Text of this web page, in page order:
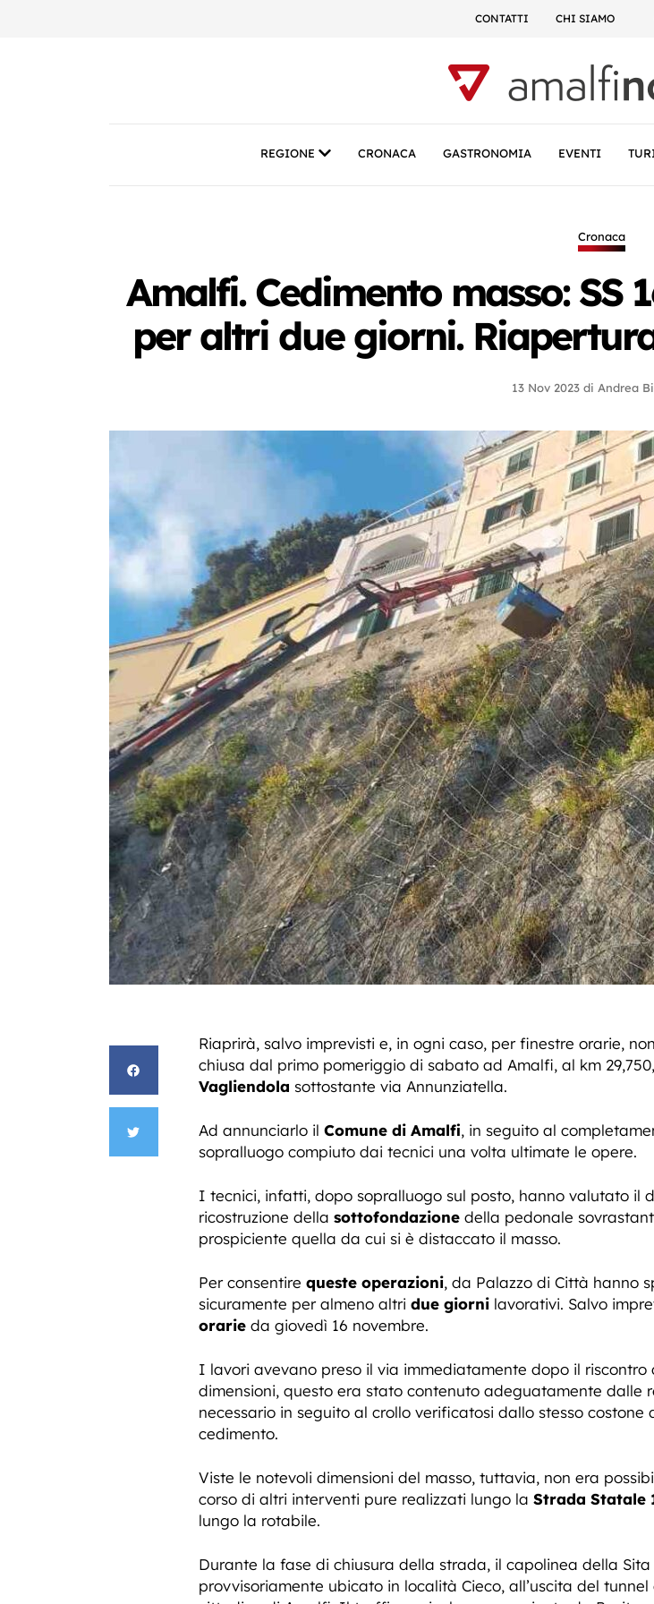
CONTATTI CHI SIAMO
REGIONE CRONACA GASTRONOMIA EVENTI
Cronaca
Amalfi. Cedimento masso: SS
per altri due giorni.
13 Nov 2023 di Andrea
Riaprirà, salvo imprevisti e, in ogni caso, per finestre orarie,
chiusa dal primo pomeriggio di sabato ad Amalfi, al km
Vagliendola sottostante via Annunziatella.
Ad annunciarlo il Comune di Amalfi, in seguito al
sopralluogo compiuto dai tecnici una volta ultimate le opere.
I tecnici, infatti, dopo sopralluogo sul posto, hanno valutato il
ricostruzione della sottofondazione della pedonale
prospiciente quella da cui si è distaccato il masso.
Per consentire queste operazioni, da Palazzo di Città hanno
sicuramente per almeno altri due giorni lavorativi. Salvo
orarie da giovedì 16 novembre.
I lavori avevano preso il via immediatamente dopo il riscontro
dimensioni, questo era stato contenuto adeguatamente dalle
necessario in seguito al crollo verificatosi dallo stesso costone
cedimento.
Viste le notevoli dimensioni del masso, tuttavia, non era
corso di altri interventi pure realizzati lungo la Strada Statale
lungo la rotabile.
Durante la fase di chiusura della strada, il capolinea della
provvisoriamente ubicato in località Cieco, all’uscita del